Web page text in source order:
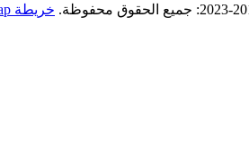
خريطة sitemap